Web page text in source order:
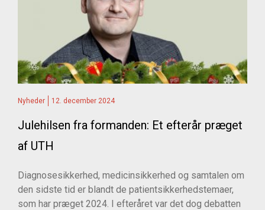
Nyheder 12. december 2024
Julehilsen fra formanden: Et efterår præget
af UTH
Diagnosesikkerhed, medicinsikkerhed og samtalen om
den sidste tid er blandt de patientsikkerhedstemaer,
som har præget 2024. I efteråret var det dog debatten